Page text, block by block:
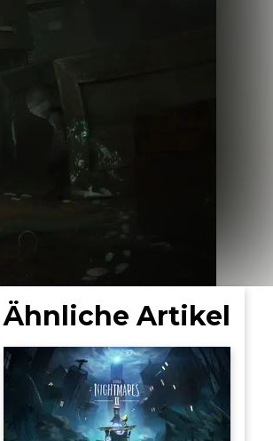
Ähnliche Artikel